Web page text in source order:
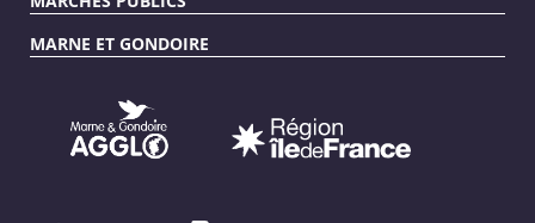
MARNE ET GONDOIRE